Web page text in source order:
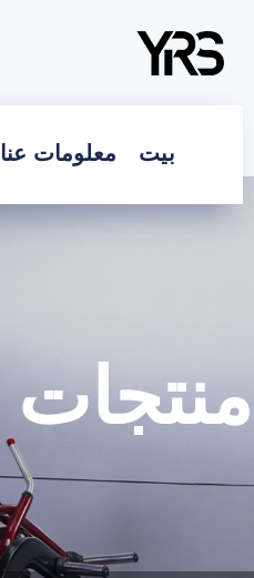
بيت معلومات عنا
منتجات